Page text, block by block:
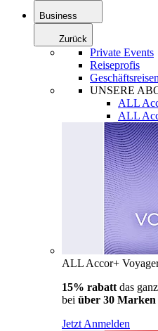
Business
Zurück
Private Events
Reiseprofis
UNSERE
ALL
ALL
ALL Accor+
15% rabatt das
bei über 30 Marken
Jetzt Anmelden